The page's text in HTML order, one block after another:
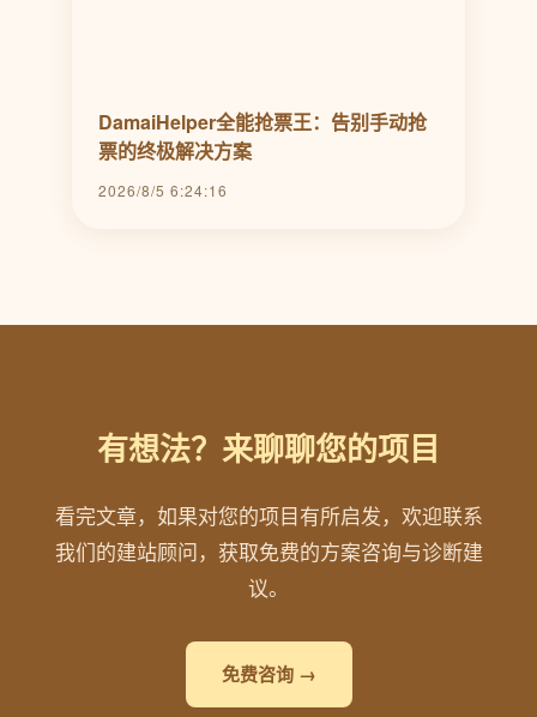
DamaiHelper全能抢票王：告别手动抢
票的终极解决方案
2026/8/5 6:24:16
有想法？来聊聊您的项目
看完文章，如果对您的项目有所启发，欢迎联系
我们的建站顾问，获取免费的方案咨询与诊断建
议。
免费咨询 →